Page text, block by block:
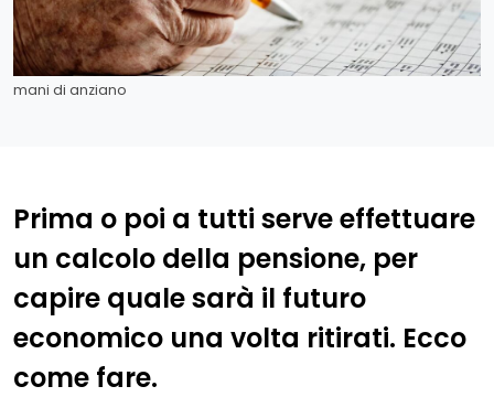
mani di anziano
Prima o poi a tutti serve effettuare
un calcolo della pensione, per
capire quale sarà il futuro
economico una volta ritirati. Ecco
come fare.